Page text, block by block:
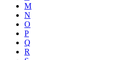
M
N
O
P
Q
R